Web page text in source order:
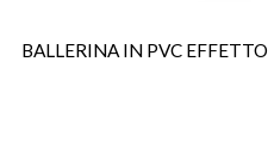
BALLERINA IN PVC